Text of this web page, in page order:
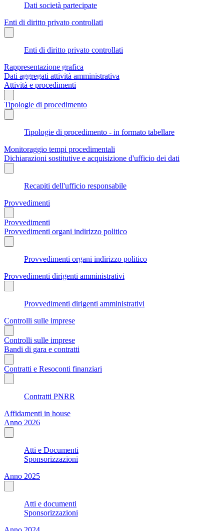
Dati società partecipate
Enti di diritto privato controllati
Enti di diritto privato controllati
Rappresentazione grafica
Dati aggregati attività amministrativa
Attività e procedimenti
Tipologie di procedimento
Tipologie di procedimento - in formato tabellare
Monitoraggio tempi procedimentali
Dichiarazioni sostitutive e acquisizione d'ufficio dei dati
Recapiti dell'ufficio responsabile
Provvedimenti
Provvedimenti
Provvedimenti organi indirizzo politico
Provvedimenti organi indirizzo politico
Provvedimenti dirigenti amministrativi
Provvedimenti dirigenti amministrativi
Controlli sulle imprese
Controlli sulle imprese
Bandi di gara e contratti
Contratti e Resoconti finanziari
Contratti PNRR
Affidamenti in house
Anno 2026
Atti e Documenti
Sponsorizzazioni
Anno 2025
Atti e documenti
Sponsorizzazioni